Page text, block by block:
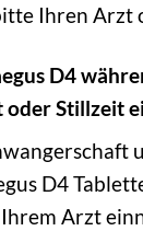
Ihren Arzt
D4
oder Stillzeit
D4
Arzt